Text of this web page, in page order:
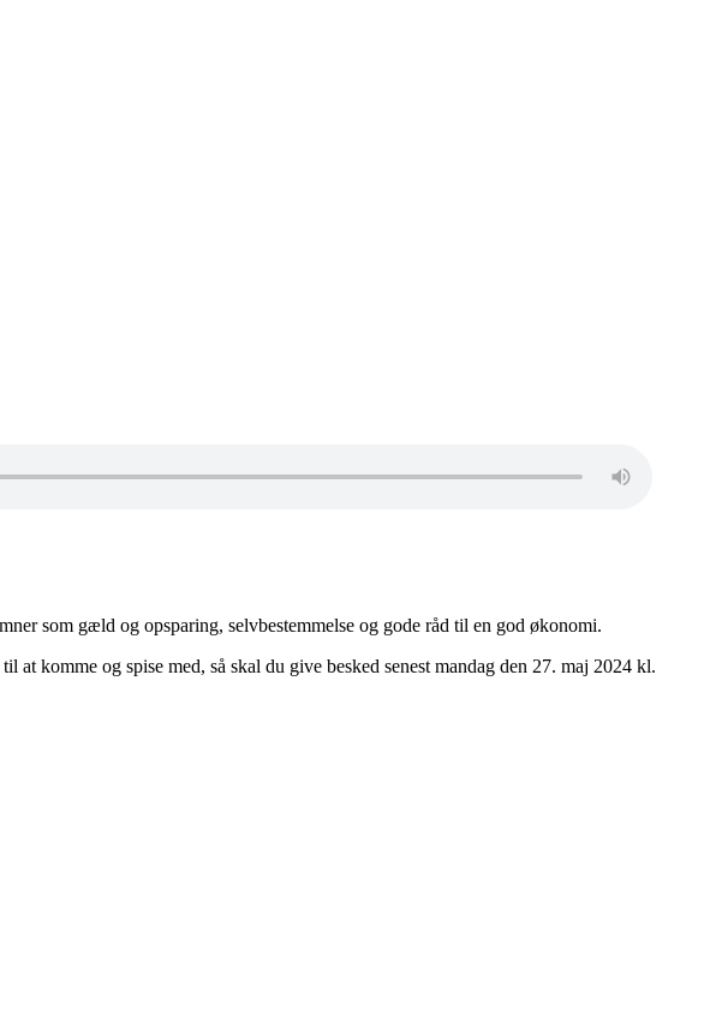
som gæld og opsparing, selvbestemmelse og gode råd til en god økonomi.
komme og spise med, så skal du give besked senest mandag den 27. maj 2024 kl.